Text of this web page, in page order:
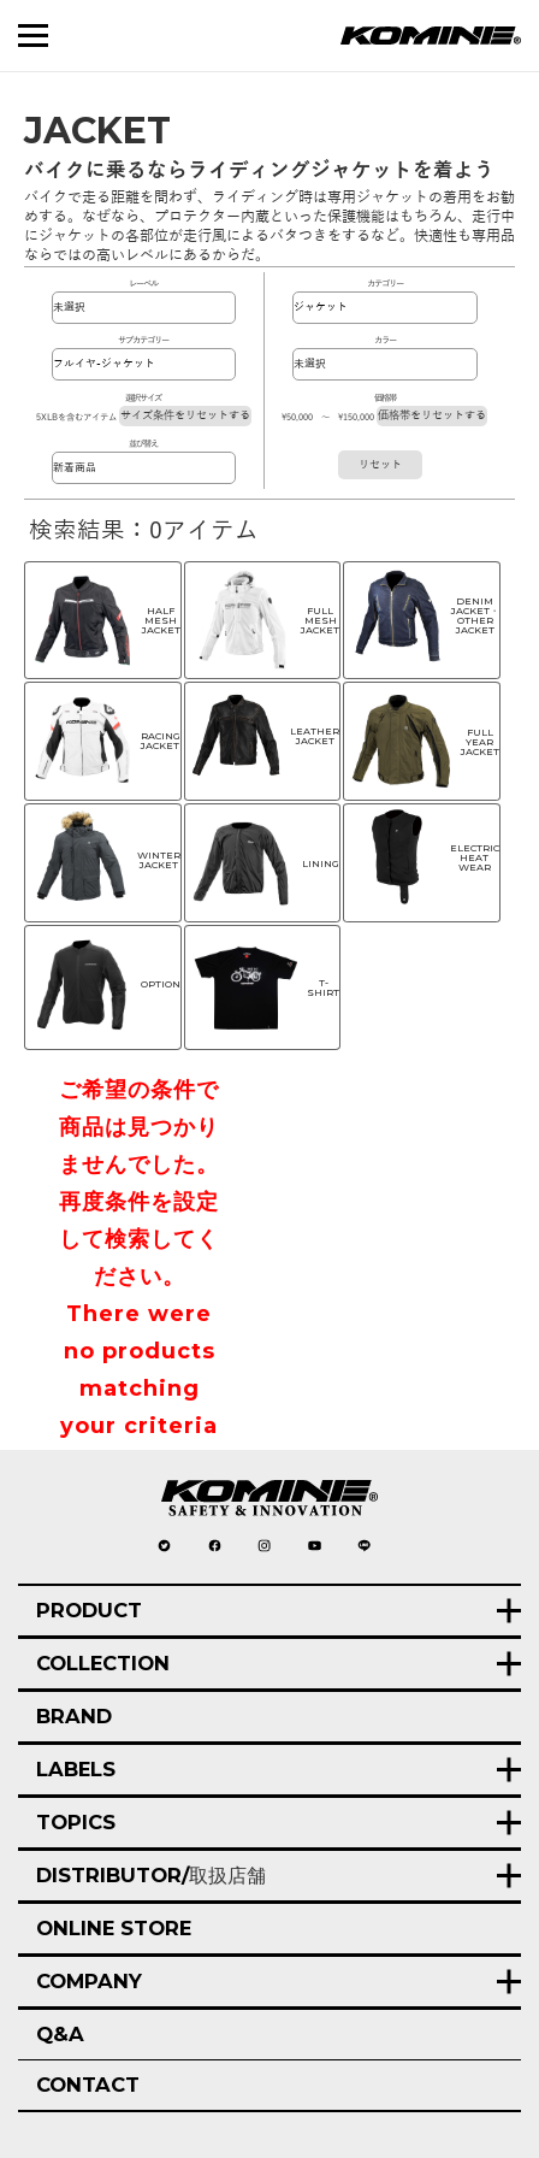
JACKET
バイクに乗るならライディングジャケットを着よう
バイクで走る距離を問わず、ライディング時は専用ジャケットの着用をお勧
めする。なぜなら、プロテクター内蔵といった保護機能はもちろん、走行中
にジャケットの各部位が走行風によるバタつきをするなど。快適性も専用品
ならではの高いレベルにあるからだ。
レーベル カテゴリー
サブカテゴリー カラー
選択サイズ
5XLBを含むアイテム サイズ条件をリセットする
価格帯
\50,000 ～ \150,000 価格帯をリセットする
並び替え
リセット
検索結果：0アイテム
HALF
MESH
JACKET
FULL
MESH
JACKET
DENIM
JACKET・
OTHER
JACKET
RACING
JACKET
LEATHER
JACKET
FULL
YEAR
JACKET
WINTER
JACKET
LINING
ELECTRIC
HEAT
WEAR
OPTION
T-
SHIRT
ご希望の条件で
商品は見つかり
ませんでした。
再度条件を設定
して検索してく
ださい。
There were
no products
matching
your criteria
PRODUCT
COLLECTION
BRAND
LABELS
TOPICS
DISTRIBUTOR/取扱店舗
ONLINE STORE
COMPANY
Q&A
CONTACT